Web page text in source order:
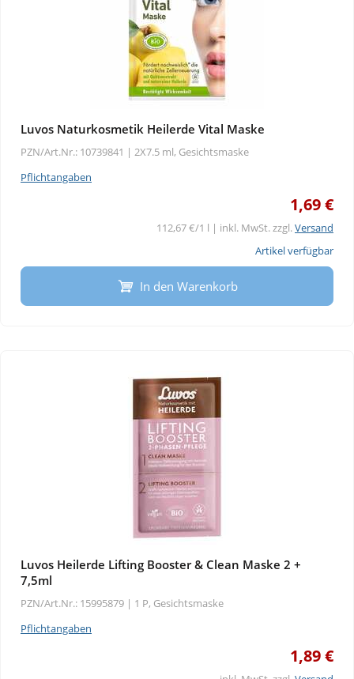
Luvos Naturkosmetik Heilerde Vital Maske
PZN/Art.Nr.: 10739841 | 2X7.5 ml, Gesichtsmaske
Pflichtangaben
1,69 €
112,67 €/1 l | inkl. MwSt. zzgl.Versand
Artikel verfügbar
In den Warenkorb
Luvos Heilerde Lifting Booster & Clean Maske 2 +
7,5ml
PZN/Art.Nr.: 15995879 | 1 P, Gesichtsmaske
Pflichtangaben
1,89 €